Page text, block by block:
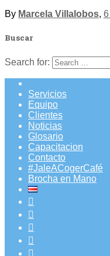
By Marcela Villalobos,
Buscar
Search for:
Servicios
Equipo
Clientes
Noticias
Glosario
Capacitacion
Contacto
#JaleACogerCafé
Brocha en Mano